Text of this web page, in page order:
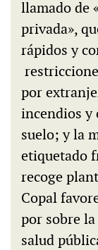
llamado de
privada»,
rápidos y
por
incendios y
suelo; y la
etiquetado
recoge
Copal
por sobre
salud